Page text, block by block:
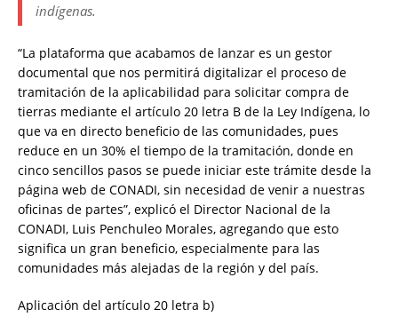
indígenas.
“La plataforma que acabamos de lanzar es un gestor
documental que nos permitirá digitalizar el proceso de
tramitación de la aplicabilidad para solicitar compra de
tierras mediante el artículo 20 letra B de la Ley Indígena, lo
que va en directo beneficio de las comunidades, pues
reduce en un 30% el tiempo de la tramitación, donde en
cinco sencillos pasos se puede iniciar este trámite desde la
página web de CONADI, sin necesidad de venir a nuestras
oficinas de partes”, explicó el Director Nacional de la
CONADI, Luis Penchuleo Morales, agregando que esto
significa un gran beneficio, especialmente para las
comunidades más alejadas de la región y del país.
Aplicación del artículo 20 letra b)